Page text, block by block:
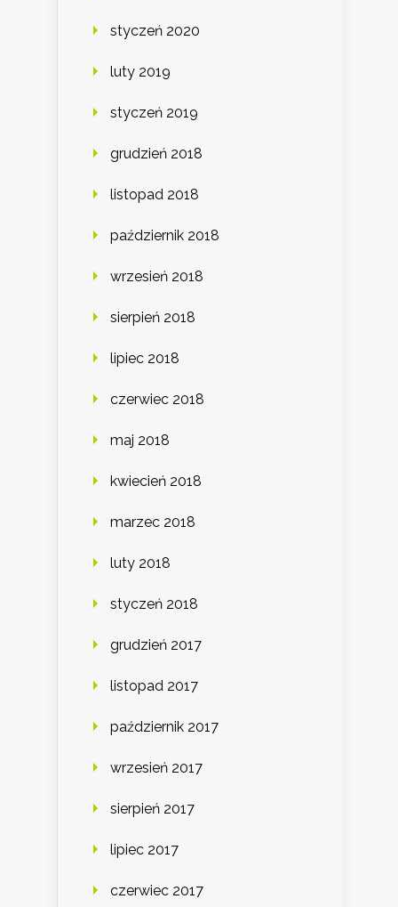
styczeń 2020
luty 2019
styczeń 2019
grudzień 2018
listopad 2018
październik 2018
wrzesień 2018
sierpień 2018
lipiec 2018
czerwiec 2018
maj 2018
kwiecień 2018
marzec 2018
luty 2018
styczeń 2018
grudzień 2017
listopad 2017
październik 2017
wrzesień 2017
sierpień 2017
lipiec 2017
czerwiec 2017